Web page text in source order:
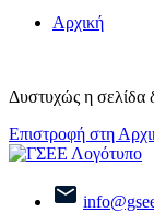
Αρχική
Δυστυχώς η σελίδα
Επιστροφή στη